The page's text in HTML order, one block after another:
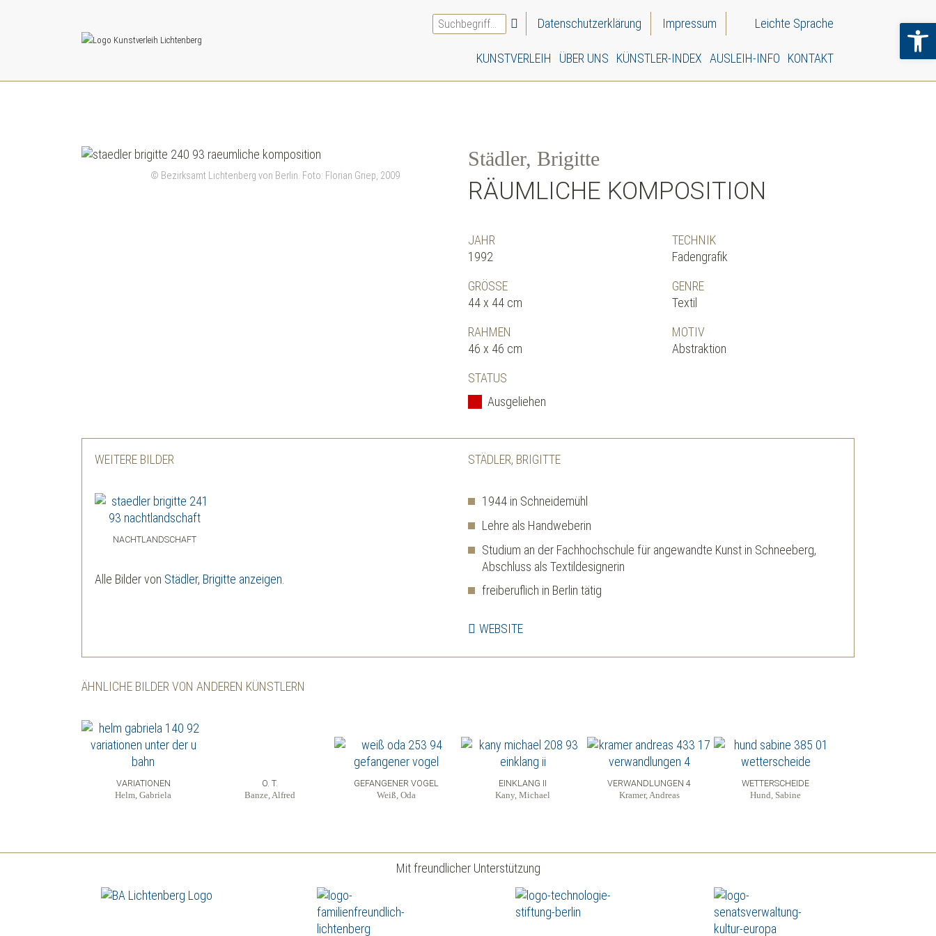
Leichte Sprache
Impressum
Datenschutzerklärung
KUNSTVERLEIH ÜBER UNS KÜNSTLER-INDEX AUSLEIH-INFO KONTAKT
© Bezirksamt Lichtenberg von Berlin. Foto: Florian Griep, 2009
Städler, Brigitte
RÄUMLICHE KOMPOSITION
JAHR
1992
GRÖSSE
44 x 44 cm
RAHMEN
46 x 46 cm
TECHNIK
Fadengrafik
GENRE
Textil
MOTIV
Abstraktion
STATUS
Ausgeliehen
WEITERE BILDER
NACHT­LANDSCHAFT
Alle Bilder von Städler, Brigitte anzeigen
STÄDLER, BRIGITTE
1944 in Schneidemühl
Lehre als Handweberin
Studium an der Fachhochschule für angewandte Kunst in Schneeberg,
Abschluss als Textildesignerin
freiberuflich in Berlin tätig
WEBSITE
ÄHNLICHE BILDER VON ANDEREN KÜNSTLERN
VARIATIONEN
Helm, Gabriela
O. T.
Banze, Alfred
GEFANGENER VOGEL
Weiß, Oda
EINKLANG II
Kany, Michael
VERWANDLUNGEN 4
Kramer, Andreas
WETTERSCHEIDE
Hund, Sabine
Mit freundlicher Unterstützung